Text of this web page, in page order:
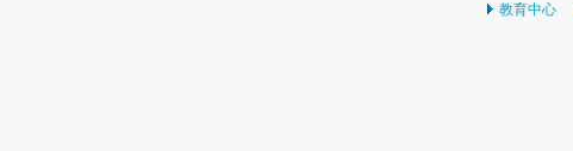
教育中心